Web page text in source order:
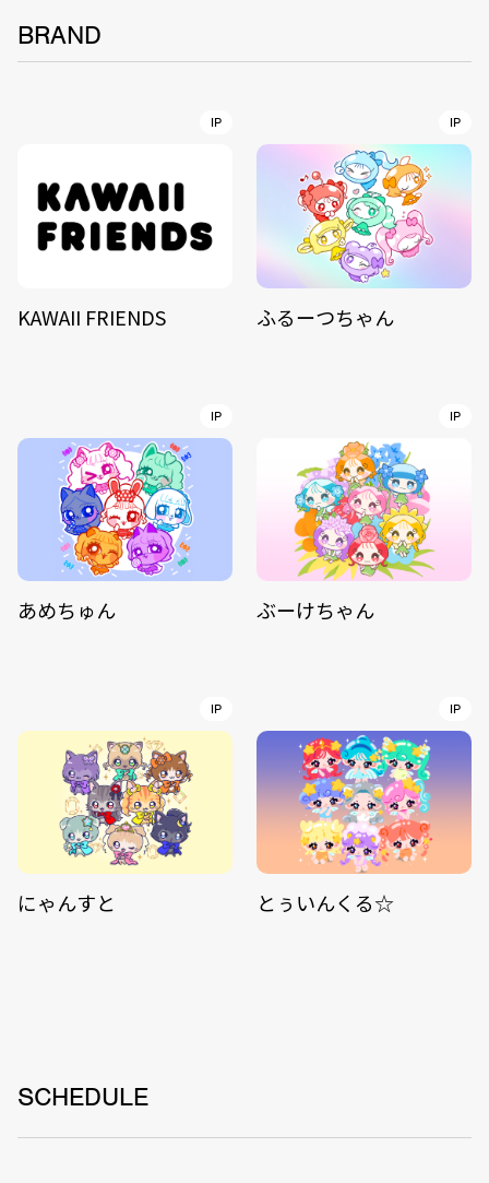
BRAND
IP
KAWAII FRIENDS
IP
ふるーつちゃん
IP
あめちゅん
IP
ぶーけちゃん
IP
にゃんすと
IP
とぅいんくる☆
SCHEDULE